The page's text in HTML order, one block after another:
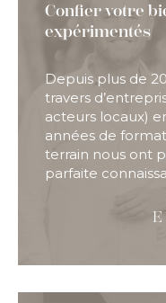
Confier votre
expérimentés
Depuis plus de
travers
acteurs locaux)
années de
terrain nous ont
parfaite